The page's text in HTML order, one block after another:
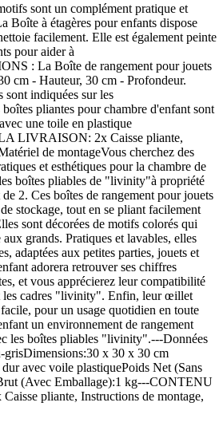
sont un complément pratique et
Boîte à étagères pour enfants dispose
facilement. Elle est également peinte
pour aider à
: La Boîte de rangement pour jouets
cm - Hauteur, 30 cm - Profondeur.
sont indiquées sur les
pliantes pour chambre d'enfant sont
une toile en plastique
LIVRAISON: 2x Caisse pliante,
de montageVous cherchez des
et esthétiques pour la chambre de
boîtes pliables de "livinity"à propriété
2. Ces boîtes de rangement pour jouets
stockage, tout en se pliant facilement
sont décorées de motifs colorés qui
grands. Pratiques et lavables, elles
adaptées aux petites parties, jouets et
adorera retrouver ses chiffres
et vous apprécierez leur compatibilité
les cadres "livinity". Enfin, leur œillet
pour un usage quotidien en toute
un environnement de rangement
les boîtes pliables "livinity".---Données
grisDimensions:30 x 30 x 30 cm
avec voile plastiquePoids Net (Sans
(Avec Emballage):1 kg---CONTENU
pliante, Instructions de montage,